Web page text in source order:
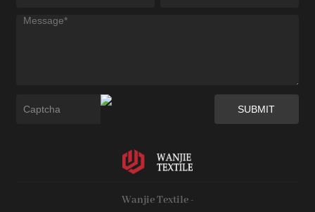
Wanjie Textile -